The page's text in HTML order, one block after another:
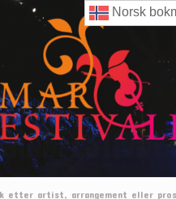
Norsk